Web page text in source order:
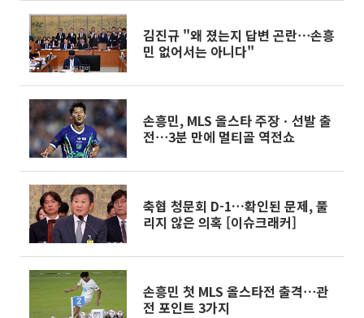
김진규 "왜 졌는지 답변 곤란⋯손흥
민 없어서는 아니다"
손흥민, MLS 올스타 주장ㆍ선발 출
전⋯3분 만에 멀티골 역전쇼
축협 청문회 D-1…확인된 문제, 풀
리지 않은 의혹 [이슈크래커]
손흥민 첫 MLS 올스타전 출격⋯관
전 포인트 3가지